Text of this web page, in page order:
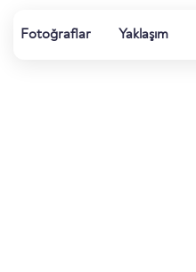
Fotoğraflar Yaklaşım